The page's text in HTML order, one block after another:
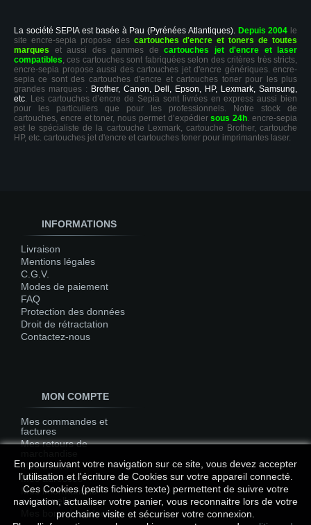
La société SEPIA est basée à Pau (Pyrénées Atlantiques). Depuis 2004 le
site encre-sepia propose des cartouches d'encre et toners de toutes
marques et aussi des gammes de cartouches jet d'encre et laser
compatibles, ces cartouches sont fabriquées selon des critères très stricts,
encre-sepia propose aussi des cartouches jet d'encre génériques. encre-
sepia ce sont des cartouches d'encre et cartouches toner pour les plus
grandes marques : Brother, Canon, Dell, Epson, HP, Lexmark, Samsung,
etc. Les cartouches d’encre de Sepia sont livrées en express aussi bien
pour les particuliers que pour les professionnels. Notre stock de
cartouches, encre et toner, nous permet d’expédiersous 24h. encre-sepia
est le spécialiste de la cartouche Lexmark, cartouche Brother, cartouche
HP, etc. cartouches jet d'encre et cartouches toner pour imprimantes laser.
INFORMATIONS
Livraison
Mentions légales
C.G.V.
Modes de paiement
FAQ
Protection des données
Droit de rétractation
Contactez-nous
MON COMPTE
Mes commandes et
factures
Mes retours de
Mes avoirs
Mes adresses
Mes informations
personnelles
Mes bons de réduction
En poursuivant votre navigation sur ce site, vous devez accepter
l’utilisation et l'écriture de Cookies sur votre appareil connecté.
Ces Cookies (petits fichiers texte) permettent de suivre votre
navigation, actualiser votre panier, vous reconnaitre lors de votre
prochaine visite et sécuriser votre connexion.